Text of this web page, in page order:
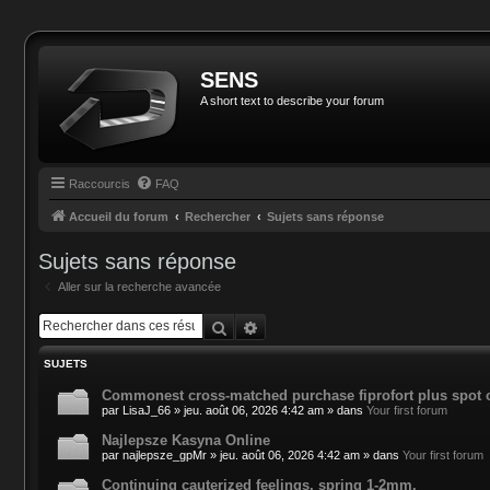
SENS
A short text to describe your forum
Raccourcis FAQ
Accueil du forum Rechercher Sujets sans réponse
Sujets sans réponse
Aller sur la recherche avancée
Rechercher
SUJETS
Commonest cross-matched purchase fiprofort plus spot
par LisaJ_66 » jeu. août 06, 2026 4:42 am » dans Your first forum
Najlepsze Kasyna Online
par najlepsze_gpMr » jeu. août 06, 2026 4:42 am » dans Your first forum
Continuing cauterized feelings, spring 1-2mm.